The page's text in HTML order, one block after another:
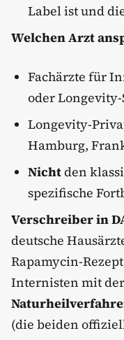
Label ist und
Welchen Arzt
Fachärzte für
oder
Longevity-
Hamburg,
Nichtden
spezifische
Verschreiber in
deutsche
Rapamycin-
Internisten mit der
(die beiden